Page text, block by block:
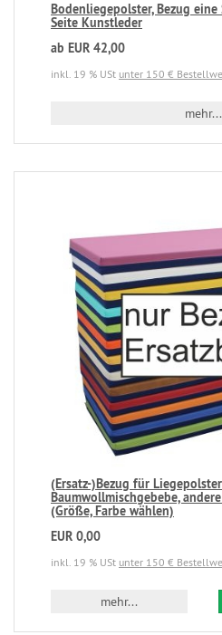
Bodenliegepolster, Bezug
Seite Kunstleder
ab EUR 42,00
inkl. 19 % USt unter 150 €
mehr...
(Ersatz-)Bezug für
Baumwollmischgebebe,
(Größe, Farbe wählen)
EUR 0,00
inkl. 19 % USt unter 150 €
mehr...